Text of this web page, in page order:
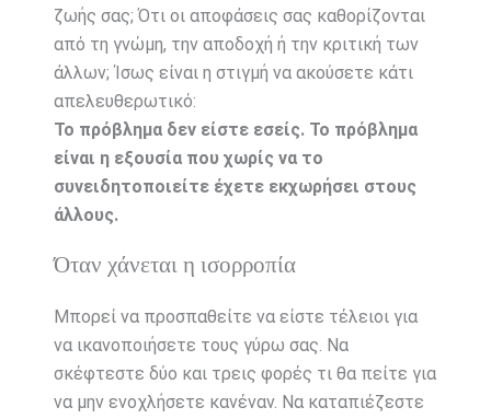
ζωής σας; Ότι οι αποφάσεις σας καθορίζονται
από τη γνώμη, την αποδοχή ή την κριτική των
άλλων; Ίσως είναι η στιγμή να ακούσετε κάτι
απελευθερωτικό:
Το πρόβλημα δεν είστε εσείς. Το πρόβλημα
είναι η εξουσία που χωρίς να το
συνειδητοποιείτε έχετε εκχωρήσει στους
άλλους.
Όταν χάνεται η ισορροπία
Μπορεί να προσπαθείτε να είστε τέλειοι για
να ικανοποιήσετε τους γύρω σας. Να
σκέφτεστε δύο και τρεις φορές τι θα πείτε για
να μην ενοχλήσετε κανέναν. Να καταπιέζεστε